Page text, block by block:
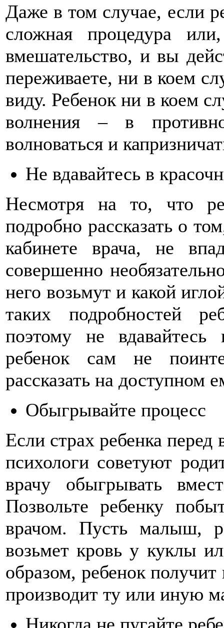
Даже в том случае, если
сложная процедура
вмешательство, и вы
переживаете, ни в коем
виду. Ребенок ни в коем
волнения – в
волноваться и
Не вдавайтесь в
Несмотря на то, что
подробно рассказать о
кабинете врача, не
совершенно
него возьмут и какой
таких подробностей
поэтому не
ребенок сам не
рассказать на доступном
Обыгрывайте процесс
Если страх ребенка
психологи советуют
врачу обыгрывать
Позвольте ребенку
врачом. Пусть малыш,
возьмет кровь у куклы
образом, ребенок получит
производит ту или иную